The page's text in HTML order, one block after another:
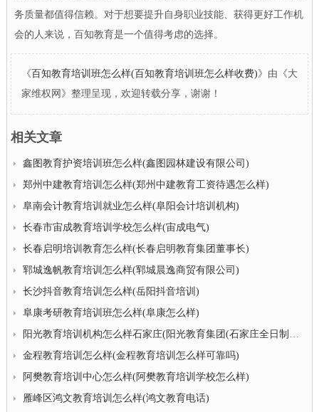
务质量都值得信赖。对于想要提升自身职业技能、获得更好工作机
会的人来说，百知教育是一个值得考虑的选择。
《百知教育培训班怎么样(百知教育培训班怎么样收费)》由《大
家维权网》整理呈现，欢迎转载分享，谢谢！
相关文章
鑫图教育护资培训班怎么样(鑫图园林建设有限公司)
郑州中建教育培训怎么样(郑州中建教育工资待遇怎么样)
阜南会计教育培训就业怎么样(阜阳会计培训机构)
长春市宙成教育培训学校怎么样(宙成电气)
长春启明培训教育怎么样(长春启明教育集团董事长)
郓城逸帆教育培训怎么样(郓城晨逸商贸有限公司)
长沙抖音教育培训怎么样(岳阳抖音培训)
阜康考研教育培训班怎么样(阜康怎么样)
阳光教育培训机构怎么样石家庄(阳光教育集团(石家庄全日制校区))
金程教育培训怎么样(金程教育培训怎么样可靠吗)
阿樊教育培训中心怎么样(阿樊教育培训学校怎么样)
雁峰区鸿文教育培训怎么样(鸿文教育电话)